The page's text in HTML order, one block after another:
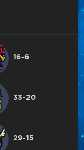
16-6
33-20
29-15